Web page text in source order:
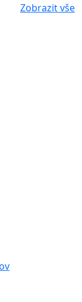
Zobrazit vše